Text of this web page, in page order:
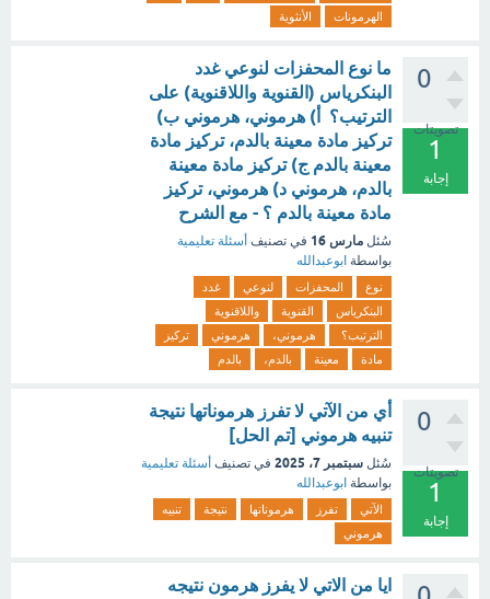
الهرمونات
الأنثوية
0
تصويتات
1
إجابة
ما نوع المحفزات لنوعي غدد
البنكرياس (القنوية واللاقنوية) على
الترتيب؟ أ) هرموني، هرموني ب)
تركيز مادة معينة بالدم، تركيز مادة
معينة بالدم ج) تركيز مادة معينة
بالدم، هرموني د) هرموني، تركيز
مادة معينة بالدم ؟ - مع الشرح
سُئل مارس 16 في تصنيف أسئلة تعليمية
بواسطة ابوعبدالله
نوع المحفزات لنوعي
غدد
البنكرياس
القنوية
واللاقنوية
الترتيب؟
هرموني، هرموني
تركيز
مادة
معينة بالدم، بالدم
0
تصويتات
1
إجابة
أي من الآتي لا تفرز هرموناتها نتيجة
تنبيه هرموني [تم الحل]
سُئل سبتمبر 7، 2025 في تصنيف أسئلة تعليمية
بواسطة ابوعبدالله
الآتي تفرز هرموناتها نتيجة
تنبيه
هرموني
ايا من الاتي لا يفرز هرمون نتيجه